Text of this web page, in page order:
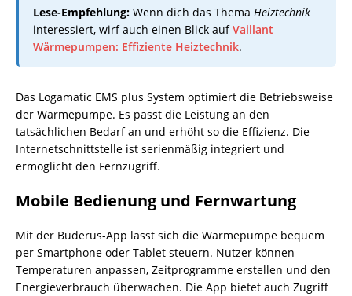
Lese-Empfehlung: Wenn dich das Thema Heiztechnik
interessiert, wirf auch einen Blick aufVaillant
Wärmepumpen: Effiziente Heiztechnik.
Das Logamatic EMS plus System optimiert die Betriebsweise
der Wärmepumpe. Es passt die Leistung an den
tatsächlichen Bedarf an und erhöht so die Effizienz. Die
Internetschnittstelle ist serienmäßig integriert und
ermöglicht den Fernzugriff.
Mobile Bedienung und Fernwartung
Mit der Buderus-App lässt sich die Wärmepumpe bequem
per Smartphone oder Tablet steuern. Nutzer können
Temperaturen anpassen, Zeitprogramme erstellen und den
Energieverbrauch überwachen. Die App bietet auch Zugriff